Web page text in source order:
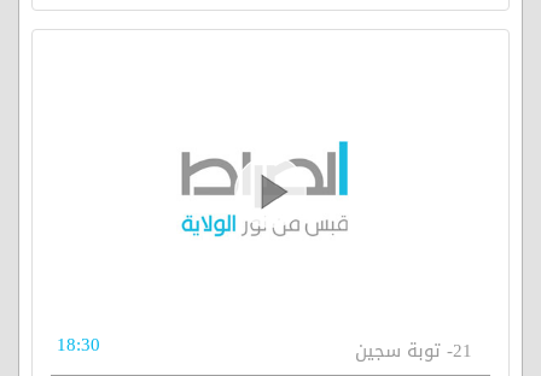
21- توبة سجين 18:30